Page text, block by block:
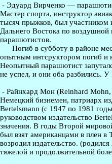
- Эдуард Вирченко —
Мастер спорта, инструктор
тысяч прыжков, был участником
Дальнего Востока по воздушной
парашютистов.
Погиб в субботу в районе
опытным интсруктором погиб и
Неопытный парашютист
не успел, и они оба разбились.
- Райнхард Мон (Reinhard
Немецкий бизнемен, патриарх
Bertelsmann (с 1947 по 1981
руководством издательство
значения. В годы Второй
был взят американцами в плен
возродил издательство.
тяжелой и продолжительной